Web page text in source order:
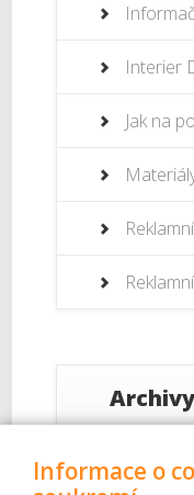
Interier
Jak na
Archivy
Září
Informace o